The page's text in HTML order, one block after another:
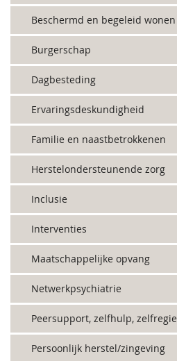
Beschermd en begeleid wonen
Burgerschap
Dagbesteding
Ervaringsdeskundigheid
Familie en naastbetrokkenen
Herstelondersteunende zorg
Inclusie
Interventies
Maatschappelijke opvang
Netwerkpsychiatrie
Peersupport, zelfhulp, zelfregie
Persoonlijk herstel/zingeving